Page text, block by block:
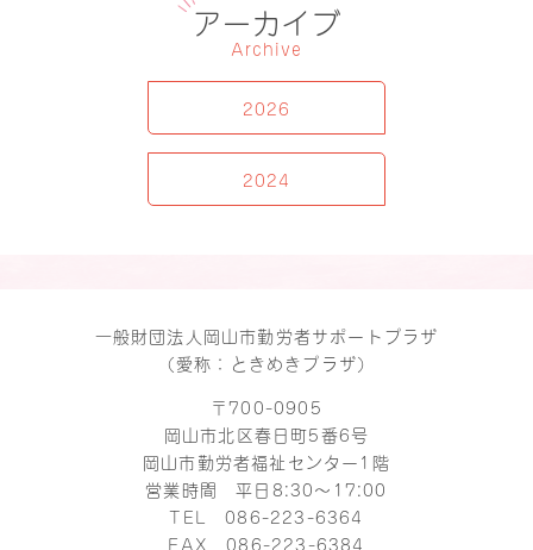
アーカイブ
Archive
2026
2024
一般財団法人岡山市勤労者サポートプラザ
（愛称：ときめきプラザ）
〒700-0905
岡山市北区春日町5番6号
岡山市勤労者福祉センター1階
営業時間 平日8:30～17:00
TEL086-223-6364
FAX 086-223-6384